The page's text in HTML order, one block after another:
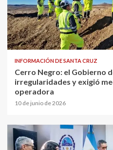
INFORMACIÓN DE SANTA CRUZ
Cerro Negro: el Gobierno
irregularidades y exigió
operadora
10 de junio de 2026